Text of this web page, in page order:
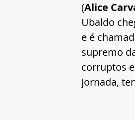
(Alice
Ubaldo
e é
supremo
corruptos
jornada,